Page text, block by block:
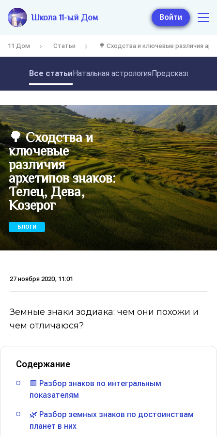
Школа 11-ый Дом Войти
11 Дом Статьи 🌳 Сходства и ключевые различия
Все статьиНатальная астрология
🌳 Сходства и
ключевые
различия
архетипов знаков:
Телец, Дева,
Козерог
БЛОГИ
27 ноября 2020, 11:01
Земные знаки зодиака: чем они похожи и
чем отличаюся?
Содержание
🟩 Разбор знаков по интегральным
показателям
🌿 Разбор земных знаков по достоинствам
планет в них